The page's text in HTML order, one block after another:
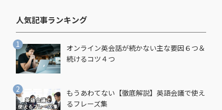
人気記事ランキング​
オンライン英会話が続かない主な要因６つ＆
続けるコツ４つ
もうあわてない【徹底解説】英語会議で使え
るフレーズ集